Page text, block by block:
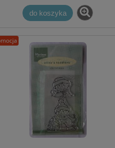
5,00 zł
Cena regularna:
Najniższa cena:7,10 zł
do koszyka
do koszyka